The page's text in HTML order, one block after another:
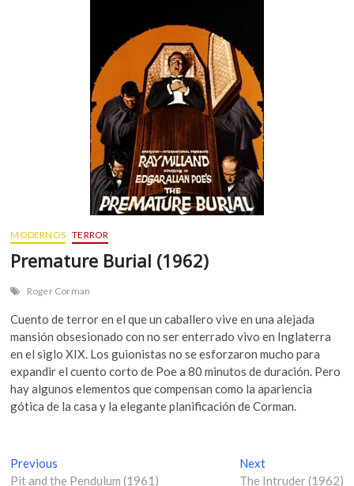
MODERNOS TERROR
Premature Burial (1962)
Roger Corman
Cuento de terror en el que un caballero vive en una alejada
mansión obsesionado con no ser enterrado vivo en Inglaterra
en el siglo XIX. Los guionistas no se esforzaron mucho para
expandir el cuento corto de Poe a 80 minutos de duración. Pero
hay algunos elementos que compensan como la apariencia
gótica de la casa y la elegante planificación de Corman.
N
Previous
r
Pit and the Pendulum (1961)
NextN
e
The Intruder (1962)